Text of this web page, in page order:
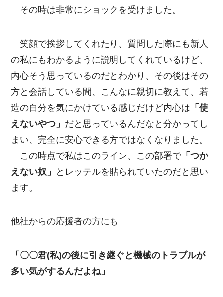
その時は非常にショックを受けました。
笑顔で挨拶してくれたり、質問した際にも新人
の私にもわかるように説明してくれているけど、
内心そう思っているのだとわかり、その後はその
方と会話している間、こんなに親切に教えて、若
造の自分を気にかけている感じだけど内心は 「使
えないやつ」 だと思っているんだなと分かってし
まい、完全に安心できる方ではなくなりました。
この時点で私はこのライン、この部署で「つか
えない奴」
とレッテルを貼られていたのだと思い
ます。
他社からの応援者の方にも
「〇〇君(私)の後に引き継ぐと機械のトラブルが
多い気がするんだよね」